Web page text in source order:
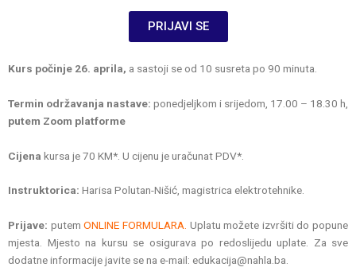
PRIJAVI SE
Kurs počinje 26. aprila, a sastoji se od 10 susreta po 90 minuta.
Termin održavanja nastave: ponedjeljkom i srijedom, 17.00 – 18.30 h,
putem Zoom platforme
Cijena kursa je 70 KM*. U cijenu je uračunat PDV*.
Instruktorica: Harisa Polutan-Nišić, magistrica elektrotehnike.
Prijave: putemONLINE FORMULARA. Uplatu možete izvršiti do popune
mjesta. Mjesto na kursu se osigurava po redoslijedu uplate. Za sve
dodatne informacije javite se na e-mail: edukacija@nahla.ba.